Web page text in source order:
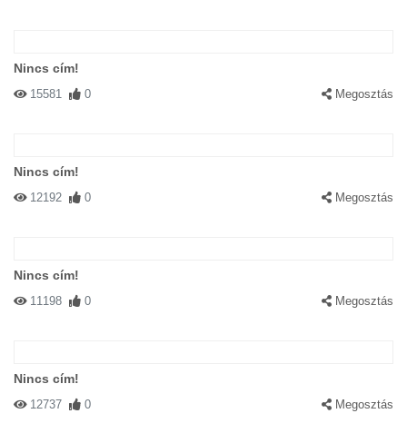
Nincs cím!
15581 0 Megosztás
Nincs cím!
12192 0 Megosztás
Nincs cím!
11198 0 Megosztás
Nincs cím!
12737 0 Megosztás